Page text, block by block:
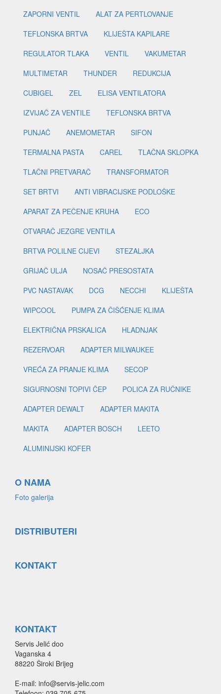
ZAPORNI VENTIL
ALAT ZA PERTLOVANJE
TEFLONSKA BRTVA
KLIJEŠTA KAPILARE
REGULATOR TLAKA
VENTIL
VAKUMETAR
MULTIMETAR
THUNDER
REDUKCIJA
CUBIGEL
ZEL
ELISA VENTILATORA
IZVIJAČ ZA VENTILE
TEFLONSKA BRTVA
PUNJAČ
ANEMOMETAR
SIFON
TERMALNA PASTA
CAREL
TLAČNA SKLOPKA
TLAČNI PRETVARAČ
TRANSFORMATOR
SET BRTVI
ANTI VIBRACIJSKE PODLOŠKE
APARAT ZA PEČENJE KRUHA
ECO
OTVARAČ JEZGRE VENTILA
BRTVA POLILNE CIJEVI
STEZALJKA
GRIJAČ ULJA
NOSAČ PRESOSTATA
PVC NASTAVAK
DCG NECCHI
KLIJEŠTA
WIPCOOL
PUMPA ZA ČIŠĆENJE KLIMA
ELEKTRIČNA PRSKALICA
HLADNJAK
REZERVOAR
ADAPTER MILWAUKEE
VREĆA ZA PRANJE KLIMA
SECOP
SIGURNOSNI TOPIVI ČEP
POLICA ZA RUČNIKE
ADAPTER DEWALT
ADAPTER MAKITA
MAKITA
ADAPTER BOSCH
LEETO
ALUMINIJSKI KOFER
O NAMA
Foto galerija
DISTRIBUTERI
KONTAKT
KONTAKT
Servis Jelić doo
Vaganska 4
88220 Široki Brijeg
E-mail: info@servis-jelic.com